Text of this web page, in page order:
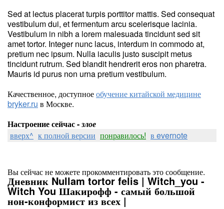
Sed at lectus placerat turpis porttitor mattis. Sed consequat
vestibulum dui, et fermentum arcu scelerisque lacinia.
Vestibulum in nibh a lorem malesuada tincidunt sed sit
amet tortor. Integer nunc lacus, interdum in commodo at,
pretium nec ipsum. Nulla iaculis justo suscipit metus
tincidunt rutrum. Sed blandit hendrerit eros non pharetra.
Mauris id purus non urna pretium vestibulum.
Качественное, доступноеобучение китайской медицине
bryker.ru в Москве.
Настроение сейчас -злое
вверх^ к полной версии понравилось! в evernote
Вы сейчас не можете прокомментировать это сообщение.
Дневник Nullam tortor felis | Witch_you -
Witch You Шакирофф - самый большой
нон-конформист из всех |